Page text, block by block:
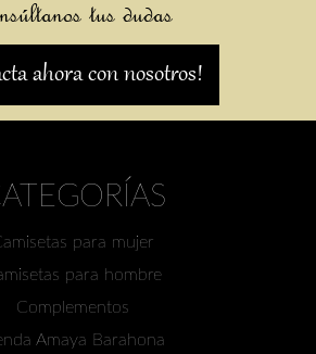
tus dudas
ahora con nosotros!
para mujer
para hombre
Complementos
Amaya Barahona